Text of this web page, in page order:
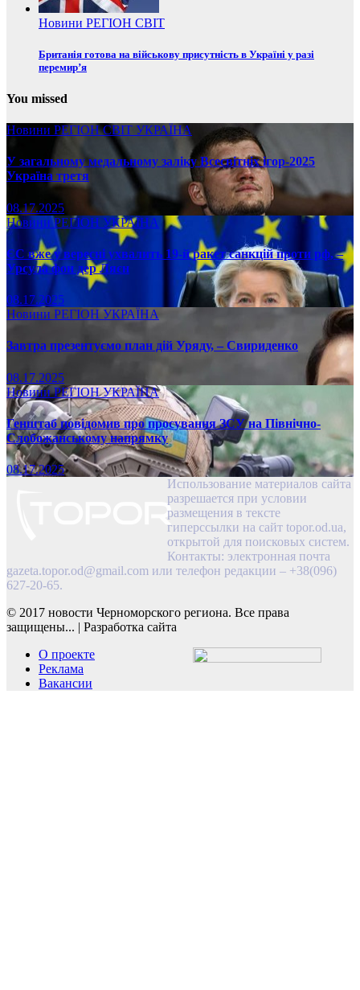
Новини РЕГІОН СВІТ
Британія готова на військову присутність в Україні у разі
перемир’я
You missed
Новини РЕГІОНСВІТ УКРАЇНА
У загальному медальному заліку Всесвітніх ігор-2025
Україна третя
08.17.2025
НовиниРЕГІОН УКРАЇНА
ЄС вже у вересні ухвалить 19-й ракет санкцій проти рф, –
Урсула фон дер Ляєн
08.17.2025
Новини РЕГІОН УКРАЇНА
Завтра презентуємо план дій Уряду, – Свириденко
08.17.2025
НовиниРЕГІОНУКРАЇНА
Генштаб повідомив про просування ЗСУ на Північно-
Слобожанському напрямку
08.17.2025
Использование материалов сайта
разрешается при условии
размещения в тексте
гиперссылки на сайт topor.od.ua,
открытой для поисковых систем.
Контакты: электронная почта
gazeta.topor.od@gmail.com или телефон редакции – +38(096)
627-20-65.
© 2017 новости Черноморского региона. Все права
защищены... | Разработка сайта
О проекте
Реклама
Вакансии